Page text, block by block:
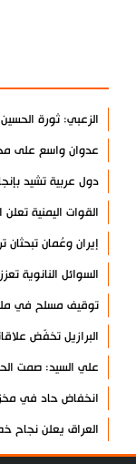
الزعبي: ثورة
عدوان واسع على
دول عربية تشيد
القوات اليمنية
إيران وعُمان تبحثان
السوائل النانوية
توقيف مسلح في
البرازيل تخفّض
علي السيد: صمت
انخفاض حاد في
العراق يعلن نجاح
رضائي: إيران